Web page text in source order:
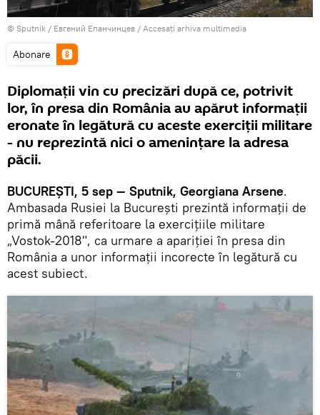
© Sputnik / Евгений Епанчинцев / Accesați arhiva multimedia
Abonare
Diplomaţii vin cu precizări după ce, potrivit
lor, în presa din România au apărut informaţii
eronate în legătură cu aceste exerciţii militare
- nu reprezintă nici o ameninţare la adresa
păcii.
BUCUREŞTI, 5 sep — Sputnik, Georgiana Arsene.
Ambasada Rusiei la Bucureşti prezintă informaţii de
primă mână referitoare la exerciţiile militare
„Vostok-2018", ca urmare a apariţiei în presa din
România a unor informaţii incorecte în legătură cu
acest subiect.